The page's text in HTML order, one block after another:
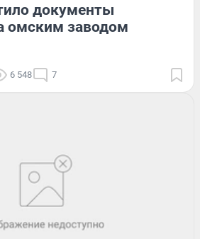
документы
омским заводом
6 548 7